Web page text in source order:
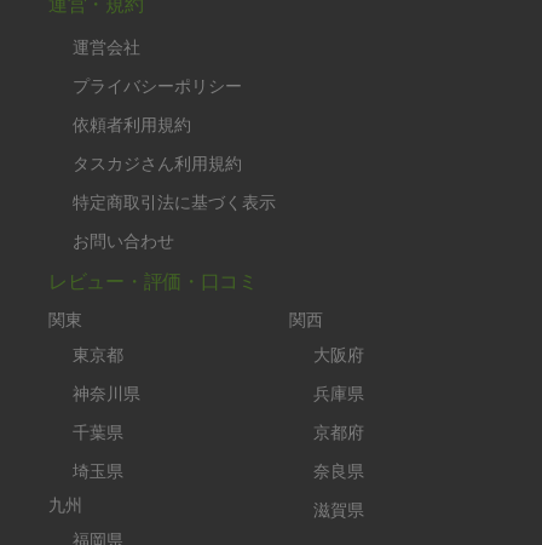
運営会社
プライバシーポリシー
依頼者利用規約
タスカジさん利用規約
特定商取引法に基づく表示
お問い合わせ
レビュー・評価・口コミ
関東
東京都
神奈川県
千葉県
埼玉県
九州
福岡県
関西
大阪府
兵庫県
京都府
奈良県
滋賀県